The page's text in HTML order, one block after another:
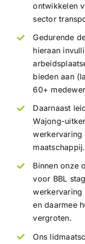
ontwikkelen
sector
Gedurende
hieraan
bieden aan
60+
Daarnaast
Wajong-
werkervaring
maatschappij.
Binnen onze
voor BBL
werkervaring
en daarmee
vergroten.
Ons